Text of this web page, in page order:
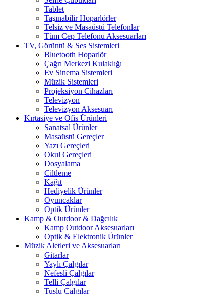
Tablet
Taşınabilir Hoparlörler
Telsiz ve Masaüstü Telefonlar
Tüm Cep Telefonu Aksesuarları
TV, Görüntü & Ses Sistemleri
Bluetooth Hoparlör
Çağrı Merkezi Kulaklığı
Ev Sinema Sistemleri
Müzik Sistemleri
Projeksiyon Cihazları
Televizyon
Televizyon Aksesuarı
Kırtasiye ve Ofis Ürünleri
Sanatsal Ürünler
Masaüstü Gereçler
Yazı Gereçleri
Okul Gereçleri
Dosyalama
Ciltleme
Kağıt
Hediyelik Ürünler
Oyuncaklar
Optik Ürünler
Kamp & Outdoor & Dağcılık
Kamp Outdoor Aksesuarları
Optik & Elektronik Ürünler
Müzik Aletleri ve Aksesuarları
Gitarlar
Yaylı Çalgılar
Nefesli Çalgılar
Telli Çalgılar
Tuşlu Çalgılar